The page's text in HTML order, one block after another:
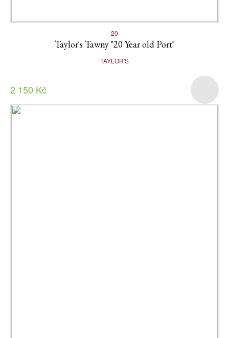
20
Taylor's Tawny "20 Year old Port"
TAYLOR'S
2 150 Kč